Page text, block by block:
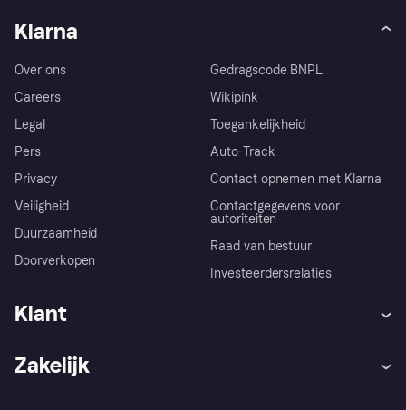
Klarna
Over ons
Careers
Legal
Pers
Privacy
Veiligheid
Duurzaamheid
Doorverkopen
Gedragscode BNPL
Wikipink
Toegankelijkheid
Auto-Track
Contact opnemen met Klarna
Contactgegevens voor
autoriteiten
Raad van bestuur
Investeerdersrelaties
Klant
Zakelijk